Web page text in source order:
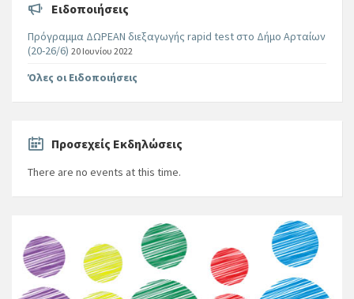
Ειδοποιήσεις
Πρόγραμμα ΔΩΡΕΑΝ διεξαγωγής rapid test στο Δήμο Αρταίων
(20-26/6) 20 Ιουνίου 2022
Όλες οι Ειδοποιήσεις
Προσεχείς Εκδηλώσεις
There are no events at this time.